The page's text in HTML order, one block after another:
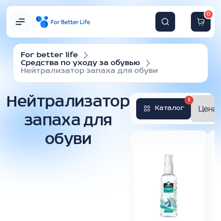
0
For better life
Средства по уходу за обувью
Нейтрализатор запаха для обуви
Нейтрализатор
запаха для
обуви
Каталог
1